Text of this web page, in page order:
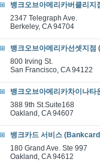
뱅크오브아메리카버클리
2347 Telegraph Ave.
Berkeley, CA 94704
뱅크오브아메리카선셋지
800 Irving St.
San Francisco, CA 94122
뱅크오브아메리카차이나
388 9th St.Suite168
Oakland, CA 94607
뱅크카드 서비스
180 Grand Ave. Ste 997
Oakland, CA 94612